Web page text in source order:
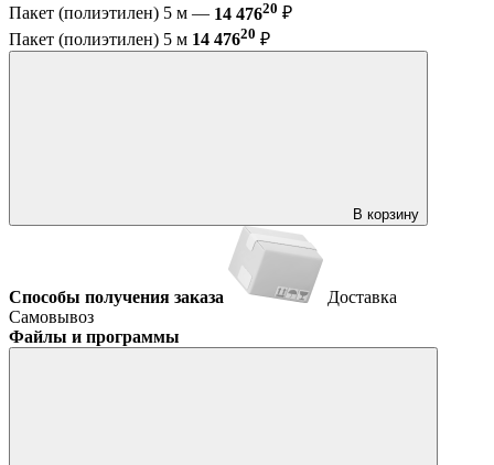
Пакет (полиэтилен) 5 м — 14 47620 ₽
Пакет (полиэтилен) 5 м 14 47620 ₽
В корзину
Способы получения заказа
Доставка
Самовывоз
Файлы и программы